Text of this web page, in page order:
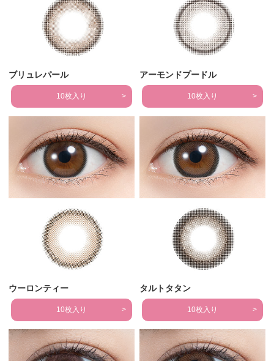
ブリュレパール
10枚入り
アーモンドプードル
10枚入り
ウーロンティー
10枚入り
タルトタタン
10枚入り